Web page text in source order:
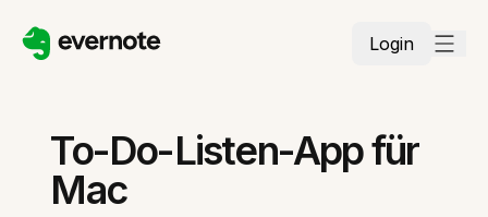
Login
To-Do-Listen-App für
Mac